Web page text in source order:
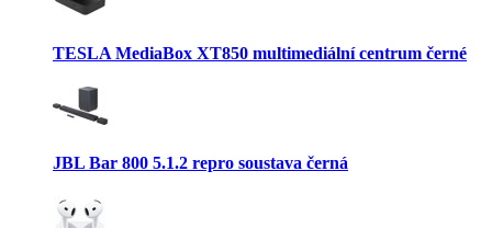
TESLA MediaBox XT850 multimediální centrum černé
JBL Bar 800 5.1.2 repro soustava černá